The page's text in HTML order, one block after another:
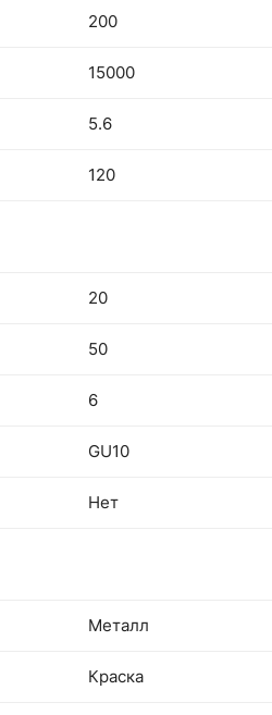
200
15000
5.6
120
20
50
6
GU10
Нет
Металл
Краска